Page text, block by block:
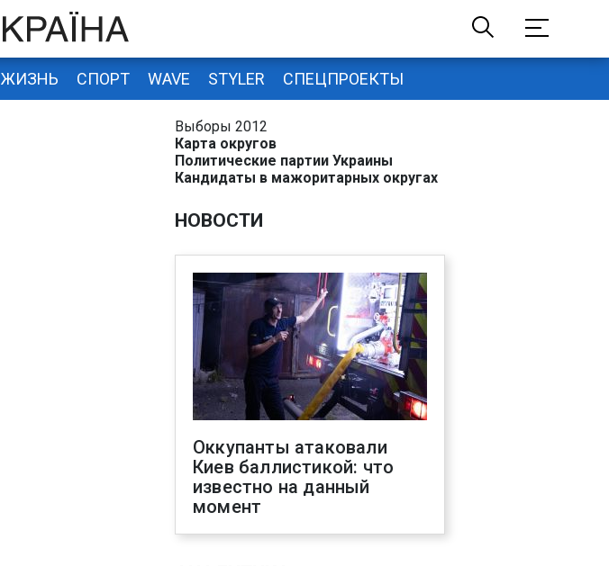
ЖИЗНЬ СПОРТ WAVE STYLER СПЕЦПРОЕКТЫ
Выборы 2012
Карта округов
Политические партии Украины
Кандидаты в мажоритарных округах
НОВОСТИ
Оккупанты атаковали
Киев баллистикой: что
известно на данный
момент